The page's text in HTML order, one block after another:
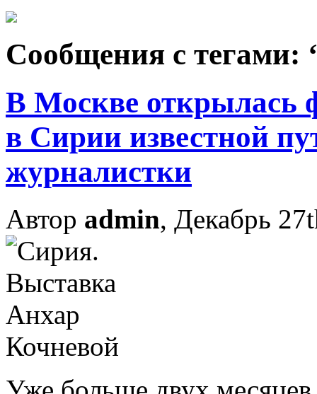
Сообщения с тегами:
В Москве открылась
в Сирии известной
журналистки
Автор admin, Декабрь